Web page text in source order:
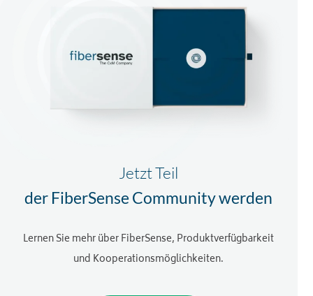
Jetzt Teil
der FiberSense Community werden
Lernen Sie mehr über FiberSense, Produktverfügbarkeit
und Kooperationsmöglichkeiten.